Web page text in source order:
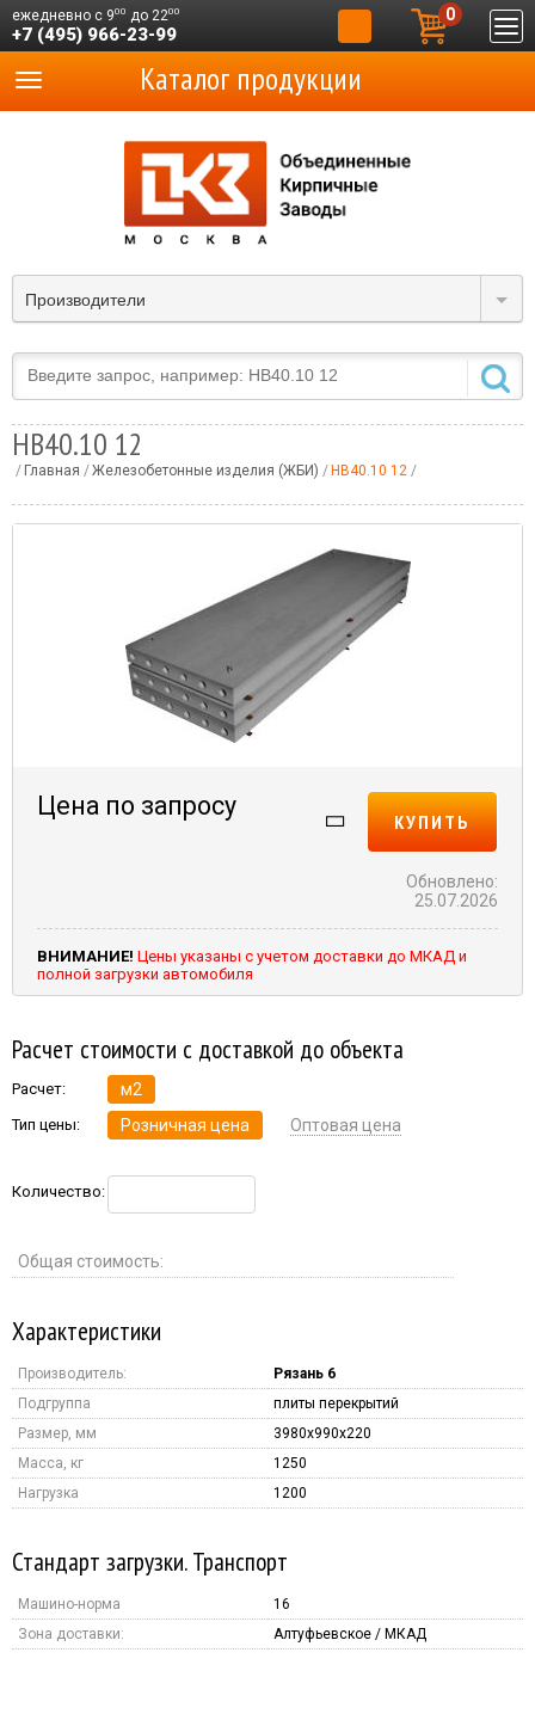
ежедневно с 900 до 2200
+7 (495) 966-23-99
0
Производители
Каталог продукции
НВ40.10 12
Главная Железобетонные изделия (ЖБИ) НВ40.10 12
Цена по запросу
КУПИТЬ
Обновлено:
25.07.2026
ВНИМАНИЕ! Цены указаны с учетом доставки до МКАД и
полной загрузки автомобиля
Расчет стоимости с доставкой до объекта
Расчет: м2
Тип цены: Розничная цена Оптовая цена
Количество:
Общая стоимость:
Характеристики
Производитель:
Рязань 6
Подгруппа
плиты перекрытий
Размер, мм
3980x990x220
Масса, кг
1250
Нагрузка
1200
Стандарт загрузки. Транспорт
Машино-норма
16
Зона доставки:
Алтуфьевское / МКАД